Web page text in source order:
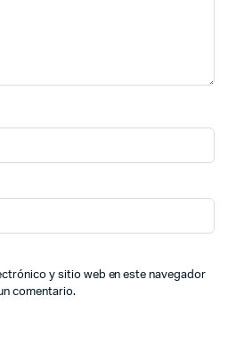
y sitio web en este navegador
comentario.